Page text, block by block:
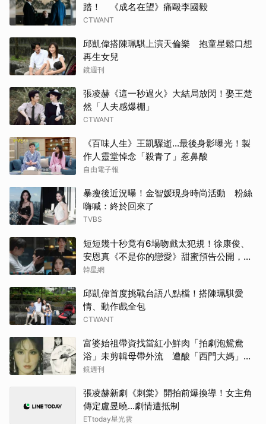
踏！ 《成名在望》痛毆李國毅
CTWANT
邱凱偉搭陳珮騏上演天倫樂 抱童星鬆口想
再生女兒
鏡週刊
張凌赫《這一秒過火》大結局放閃！娶王楚
然「人夫感爆棚」
CTWANT
《百味人生》王凱驟逝…最後身影曝光！製
作人靈堂悼念「殺青了」惹鼻酸
自由電子報
暴瘦後近況曝！金智媛現身時尚活動 粉絲
嗨喊：終於回來了
TVBS
短短幾十秒竟有6場吻戲太犯規！徐康俊、
安恩真《不是你的戀愛》甜蜜預告公開，網
友直呼：太期待了！
韓星網
邱凱偉首度挑戰台語八點檔！搭陳珮騏愛
情、動作戲全包
CTWANT
富婆始祖帶資找當紅小鮮肉「拍劇泡鴛鴦
浴」未剪輯母帶外流 遭酸「西門大媽」真
實年齡曝
鏡週刊
張凌赫新劇《刺棠》開拍前爆換導！女主角
傳定盧昱曉…劇情遭抵制
ETtoday星光雲